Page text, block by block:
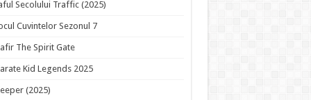
Secolului Traffic (2025)
Cuvintelor Sezonul 7
The Spirit Gate
Kid Legends 2025
(2025)